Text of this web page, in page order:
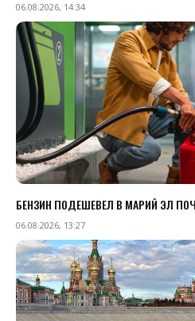
06.08.2026, 14:34
БЕНЗИН ПОДЕШЕВЕЛ В МАРИЙ ЭЛ
06.08.2026, 13:27